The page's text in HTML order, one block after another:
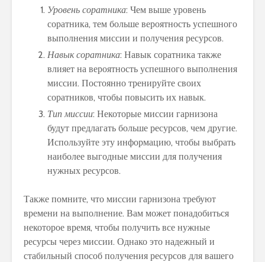
Уровень соратника: Чем выше уровень
соратника, тем больше вероятность успешного
выполнения миссии и получения ресурсов.
Навык соратника: Навык соратника также
влияет на вероятность успешного выполнения
миссии. Постоянно тренируйте своих
соратников, чтобы повысить их навык.
Тип миссии: Некоторые миссии гарнизона
будут предлагать больше ресурсов, чем другие.
Используйте эту информацию, чтобы выбрать
наиболее выгодные миссии для получения
нужных ресурсов.
Также помните, что миссии гарнизона требуют
времени на выполнение. Вам может понадобиться
некоторое время, чтобы получить все нужные
ресурсы через миссии. Однако это надежный и
стабильный способ получения ресурсов для вашего